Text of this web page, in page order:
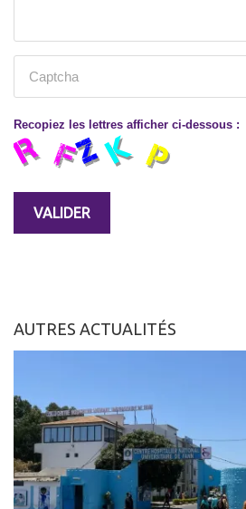
Recopiez les lettres afficher ci-dessous :
AUTRES ACTUALITÉS